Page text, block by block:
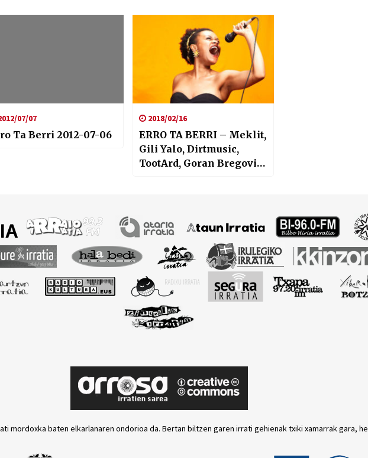
07/07
Ta Berri 2012-07-06
2018/02/16
ERRO TA BERRI – Meklit,
Gili Yalo, Dirtmusic,
TootArd, Goran Bregovic,
mordoxka baten elkarlanaren ondorioa da. Bertan biltzen garen irrati gehienak txiki xamarrak gara,